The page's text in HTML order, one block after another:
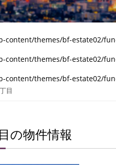
content/themes/bf-estate02/
content/themes/bf-estate02/
content/themes/bf-estate02/
目
の物件情報